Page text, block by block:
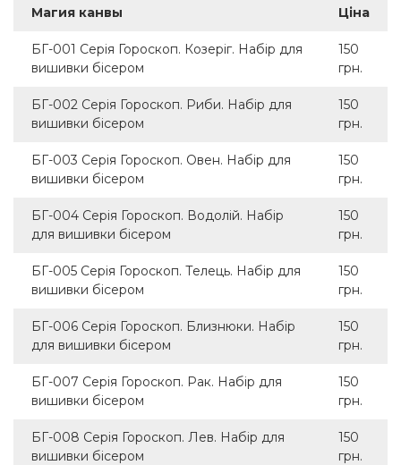
Магия канвы Ціна
БГ-001 Серія Гороскоп. Козеріг. Набір для
вишивки бісером
150
грн.
БГ-002 Серія Гороскоп. Риби. Набір для
вишивки бісером
150
грн.
БГ-003 Серія Гороскоп. Овен. Набір для
вишивки бісером
150
грн.
БГ-004 Серія Гороскоп. Водолій. Набір
для вишивки бісером
150
грн.
БГ-005 Серія Гороскоп. Телець. Набір для
вишивки бісером
150
грн.
БГ-006 Серія Гороскоп. Близнюки. Набір
для вишивки бісером
150
грн.
БГ-007 Серія Гороскоп. Рак. Набір для
вишивки бісером
150
грн.
БГ-008 Серія Гороскоп. Лев. Набір для
вишивки бісером
150
грн.